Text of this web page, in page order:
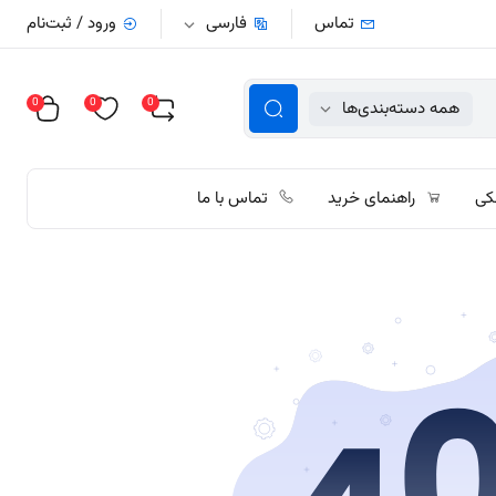
تماس فارسی ورود / ثبت‌نام
همه دسته‌بندی‌ها 0
0
0
راهنمای خرید تماس با ما